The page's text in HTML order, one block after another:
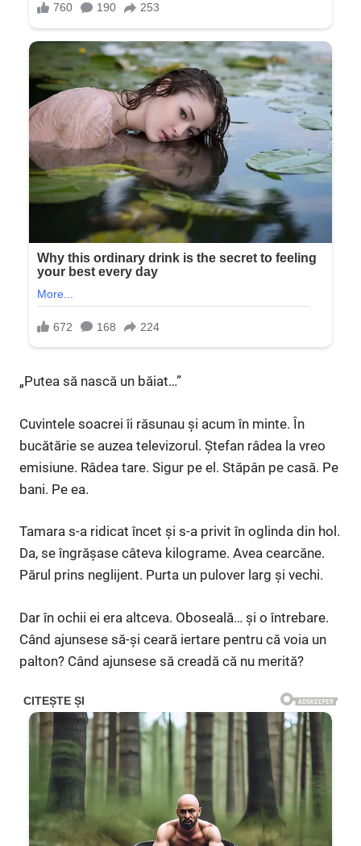
„Putea să nască un băiat…”
Cuvintele soacrei îi răsunau și acum în minte. În
bucătărie se auzea televizorul. Ștefan râdea la vreo
emisiune. Râdea tare. Sigur pe el. Stăpân pe casă. Pe
bani. Pe ea.
Tamara s-a ridicat încet și s-a privit în oglinda din hol.
Da, se îngrășase câteva kilograme. Avea cearcăne.
Părul prins neglijent. Purta un pulover larg și vechi.
Dar în ochii ei era altceva. Oboseală… și o întrebare.
Când ajunsese să-și ceară iertare pentru că voia un
palton? Când ajunsese să creadă că nu merită?